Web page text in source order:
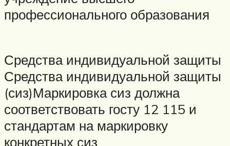
профессионального образования
Средства индивидуальной защиты
Средства индивидуальной защиты
(сиз)Маркировка сиз должна
соответствовать госту 12 115 и
стандартам на маркировку
конкретных сиз